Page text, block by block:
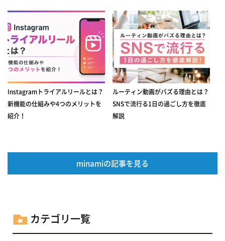
Instagramトライアルリールとは？
新機能の仕組みや4つのメリットを
紹介！
ルーティン動画がバズる理由とは？
SNSで流行る1日の過ごし方を徹底
解説
minamiの記事を見る
カテゴリ一覧